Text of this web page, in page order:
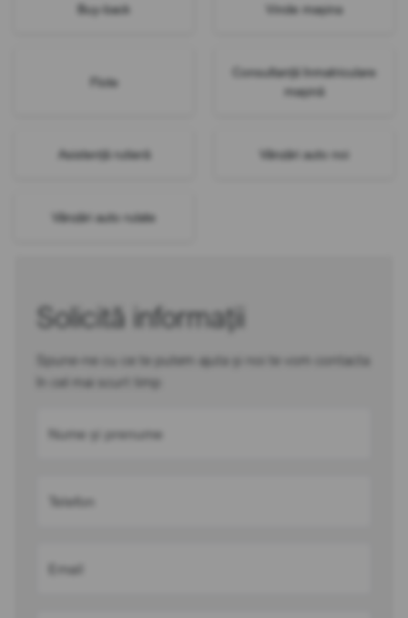
Buy-back Vinde mașina
Flote
Consultanță înmatriculare
mașină
Asistență rutieră Vânzări auto noi
Vânzări auto rulate
Solicită informații
Spune-ne cu ce te putem ajuta și noi te vom contacta
în cel mai scurt timp
Nume și prenume
Telefon
Email